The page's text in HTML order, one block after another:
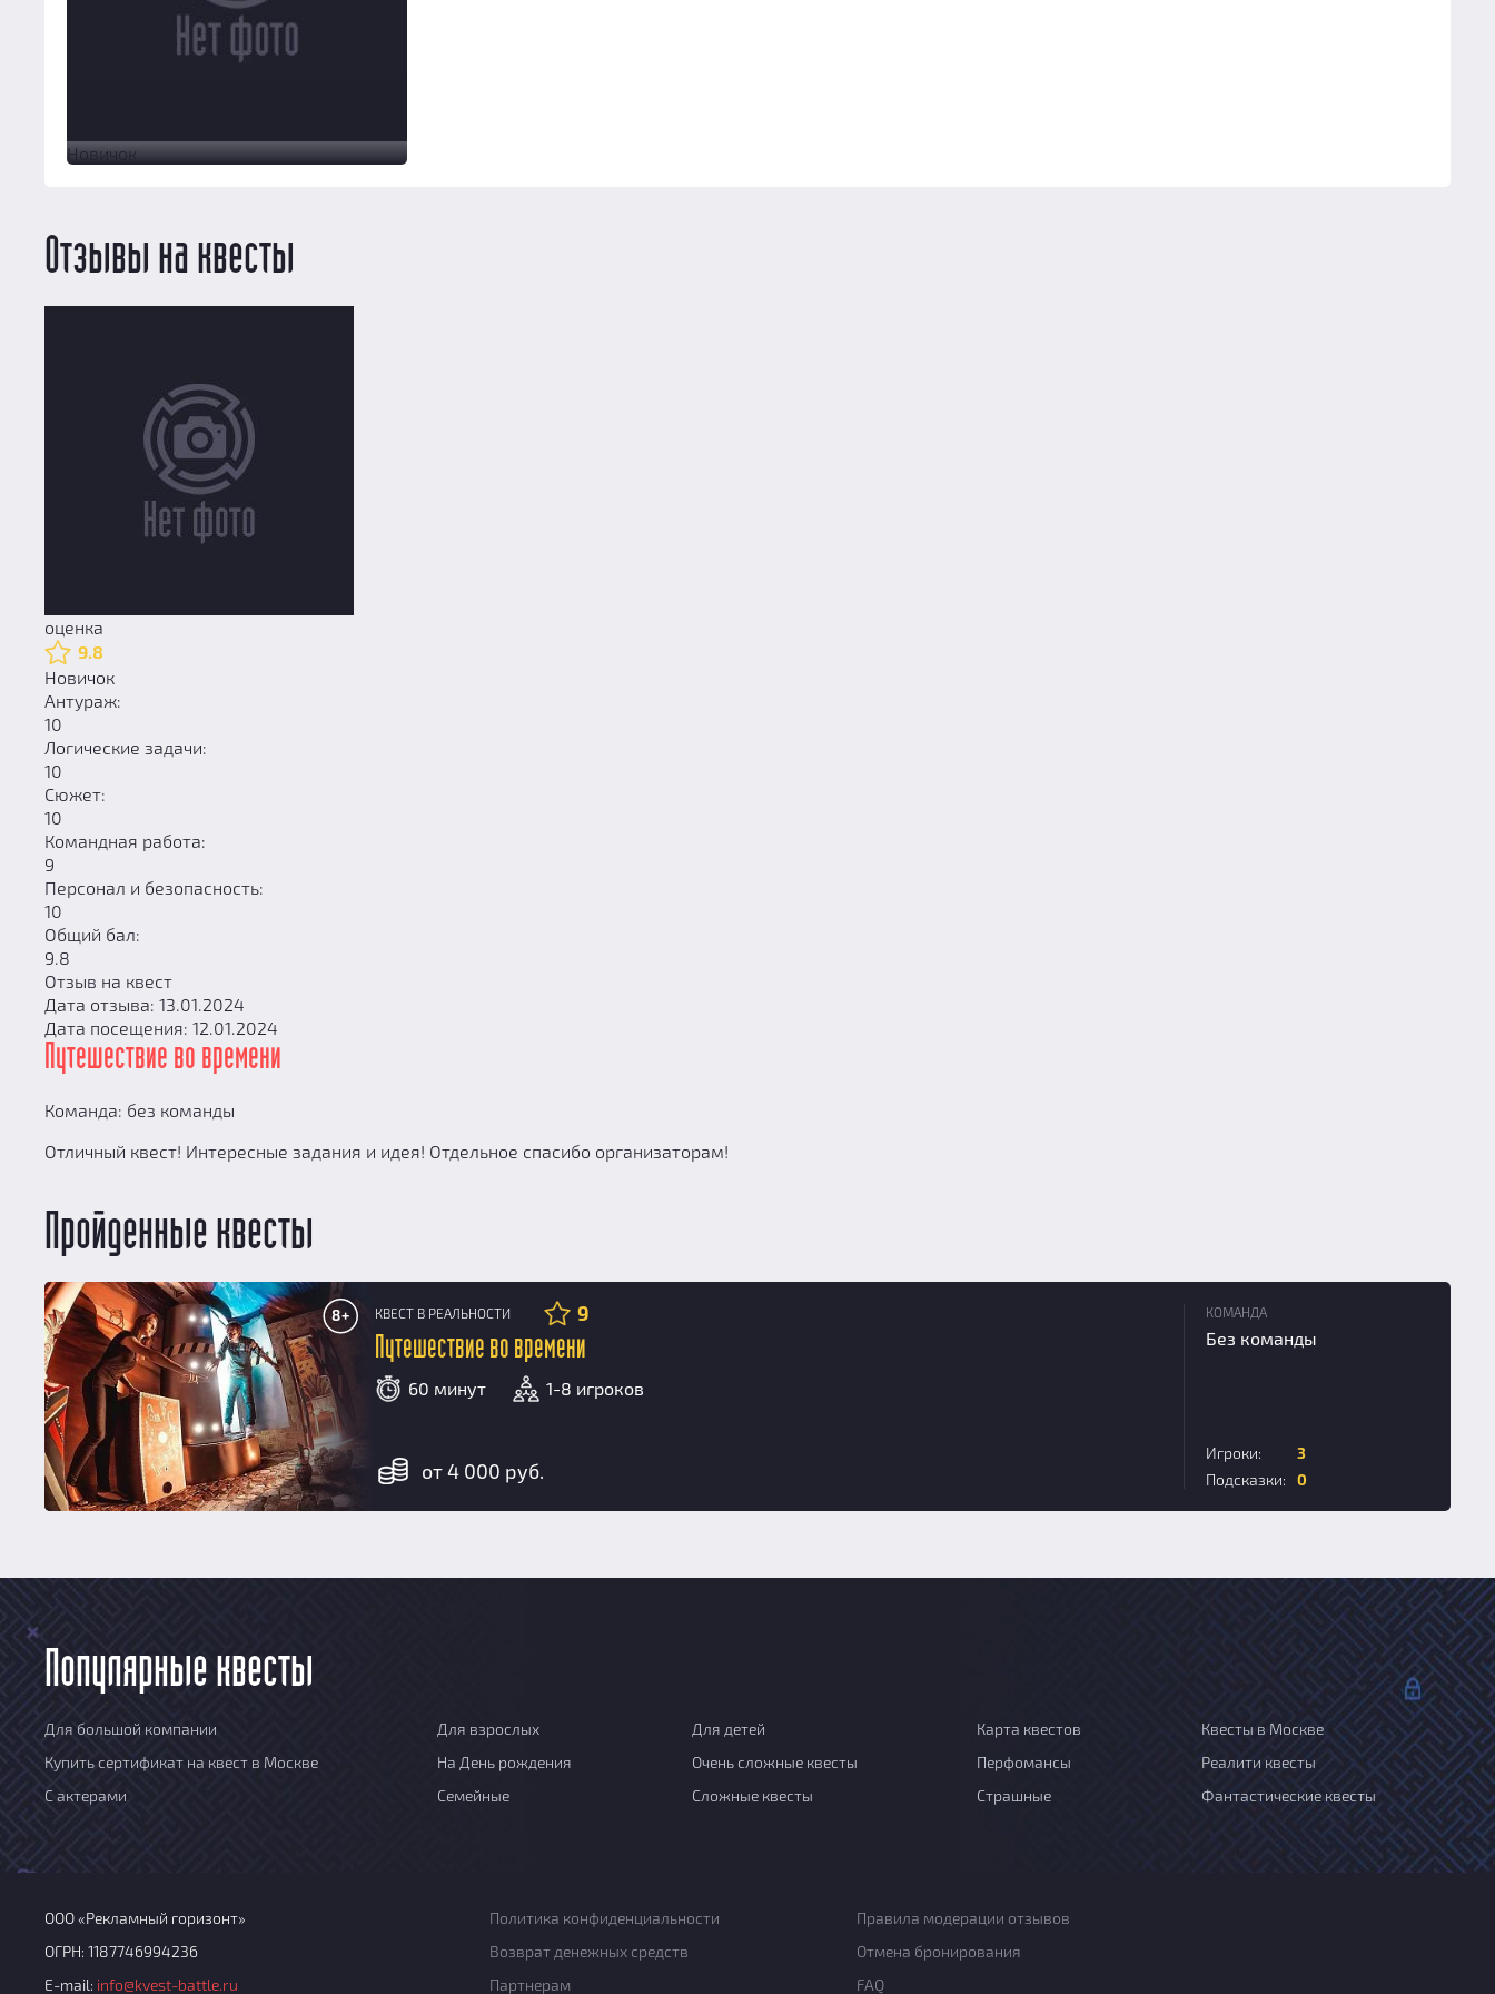
Новичок
Отзывы на квесты
оценка
9.8
Новичок
Антураж:
10
Логические задачи:
10
Сюжет:
10
Командная работа:
9
Персонал и безопасность:
10
Общий бал:
9.8
Отзыв на квест
Дата отзыва: 13.01.2024
Дата посещения: 12.01.2024
Путешествие во времени
Команда: без команды
Отличный квест! Интересные задания и идея! Отдельное спасибо организаторам!
Пройденные квесты
8+ КВЕСТ В РЕАЛЬНОСТИ 9
Путешествие во времени
60 минут 1-8 игроков
от 4 000 руб.
КОМАНДА
Без команды
Игроки:
3
Подсказки:
0
Популярные квесты
Для большой компании Для взрослых Для детей Карта квестов
Квесты в Москве
Купить сертификат на квест в Москве
На День рождения Очень сложные квесты Перфомансы
Реалити квесты
С актерами
Семейные Сложные квесты Страшные Фантастические квесты
ООО «Рекламный горизонт»
ОГРН: 1187746994236
E-mail: info@kvest-battle.ru
Политика конфиденциальности
Правила модерации отзывов
Возврат денежных средств
Отмена бронирования
Партнерам
FAQ